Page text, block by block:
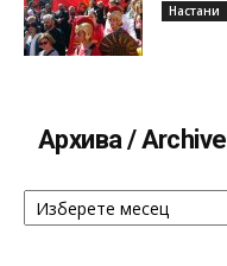
Настани
Архива / Archive
Архива